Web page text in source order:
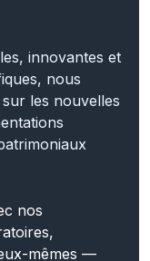
innovantes et
nous
les nouvelles
mêmes —